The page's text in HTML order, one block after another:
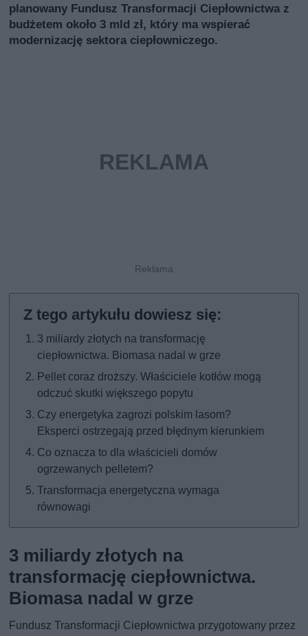
planowany Fundusz Transformacji Ciepłownictwa z
budżetem około 3 mld zł, który ma wspierać
modernizację sektora ciepłowniczego.
3 miliardy złotych na transformację
ciepłownictwa. Biomasa nadal w grze
Pellet coraz droższy. Właściciele kotłów mogą
odczuć skutki większego popytu
Czy energetyka zagrozi polskim lasom?
Eksperci ostrzegają przed błędnym kierunkiem
Co oznacza to dla właścicieli domów
ogrzewanych pelletem?
Transformacja energetyczna wymaga
równowagi
3 miliardy złotych na
transformację ciepłownictwa.
Biomasa nadal w grze
Fundusz Transformacji Ciepłownictwa przygotowany przez